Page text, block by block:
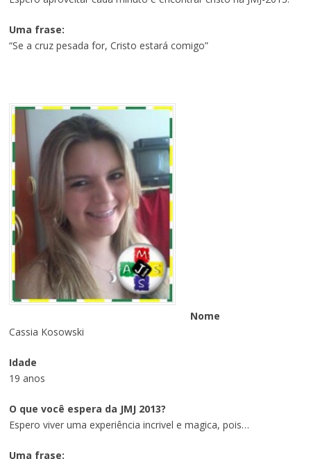
Uma frase:
“Se a cruz pesada for, Cristo estará comigo”
Nome
Cassia Kosowski
Idade
19 anos
O que você espera da JMJ 2013?
Espero viver uma experiência incrivel e magica, pois…
Uma frase: